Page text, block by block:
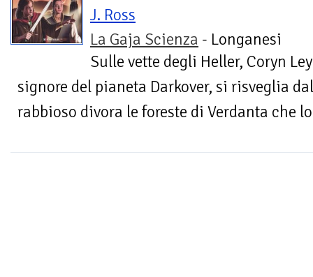
J. Ross
La Gaja Scienza - Longanesi
Sulle vette degli Heller, Coryn
signore del pianeta Darkover, si risveglia
rabbioso divora le foreste di Verdanta che